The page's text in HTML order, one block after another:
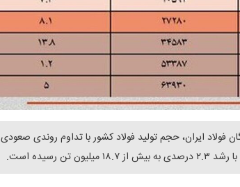
فولاد ایران، حجم تولید فولاد کشور با تداوم روندی صعودی